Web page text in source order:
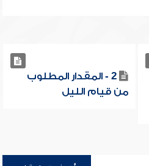
2 - المقدار المطلوب
من قيام الليل